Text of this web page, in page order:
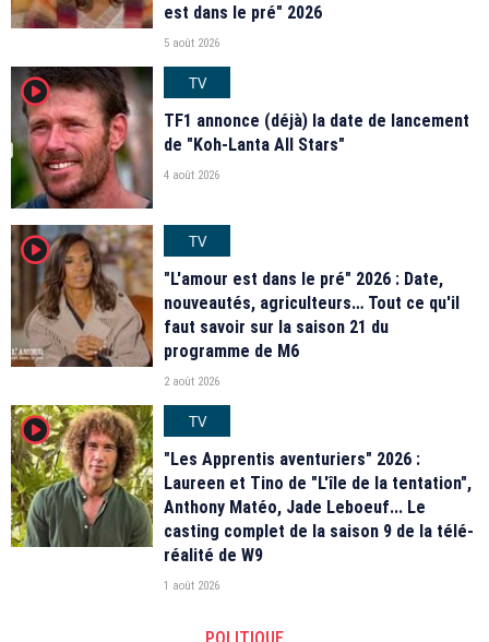
est dans le pré" 2026
5 août 2026
player2
TV
TF1 annonce (déjà) la date de lancement
de "Koh-Lanta All Stars"
4 août 2026
player2
TV
"L'amour est dans le pré" 2026 : Date,
nouveautés, agriculteurs… Tout ce qu'il
faut savoir sur la saison 21 du
programme de M6
2 août 2026
player2
TV
"Les Apprentis aventuriers" 2026 :
Laureen et Tino de "L'île de la tentation",
Anthony Matéo, Jade Leboeuf... Le
casting complet de la saison 9 de la télé-
réalité de W9
1 août 2026